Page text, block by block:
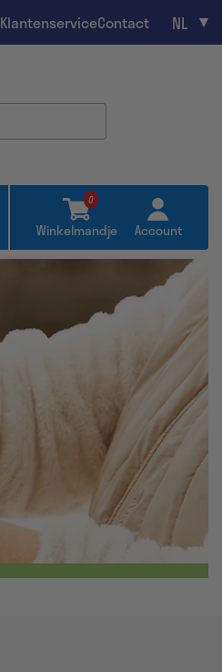
KlantenserviceContact NL
0
Winkelmandje Account